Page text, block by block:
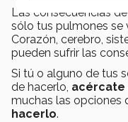
Las consecuencias
sólo tus pulmones se
Corazón, cerebro,
pueden sufrir las
Si tú o alguno de tus
de hacerlo, acércate
muchas las opciones
hacerlo.